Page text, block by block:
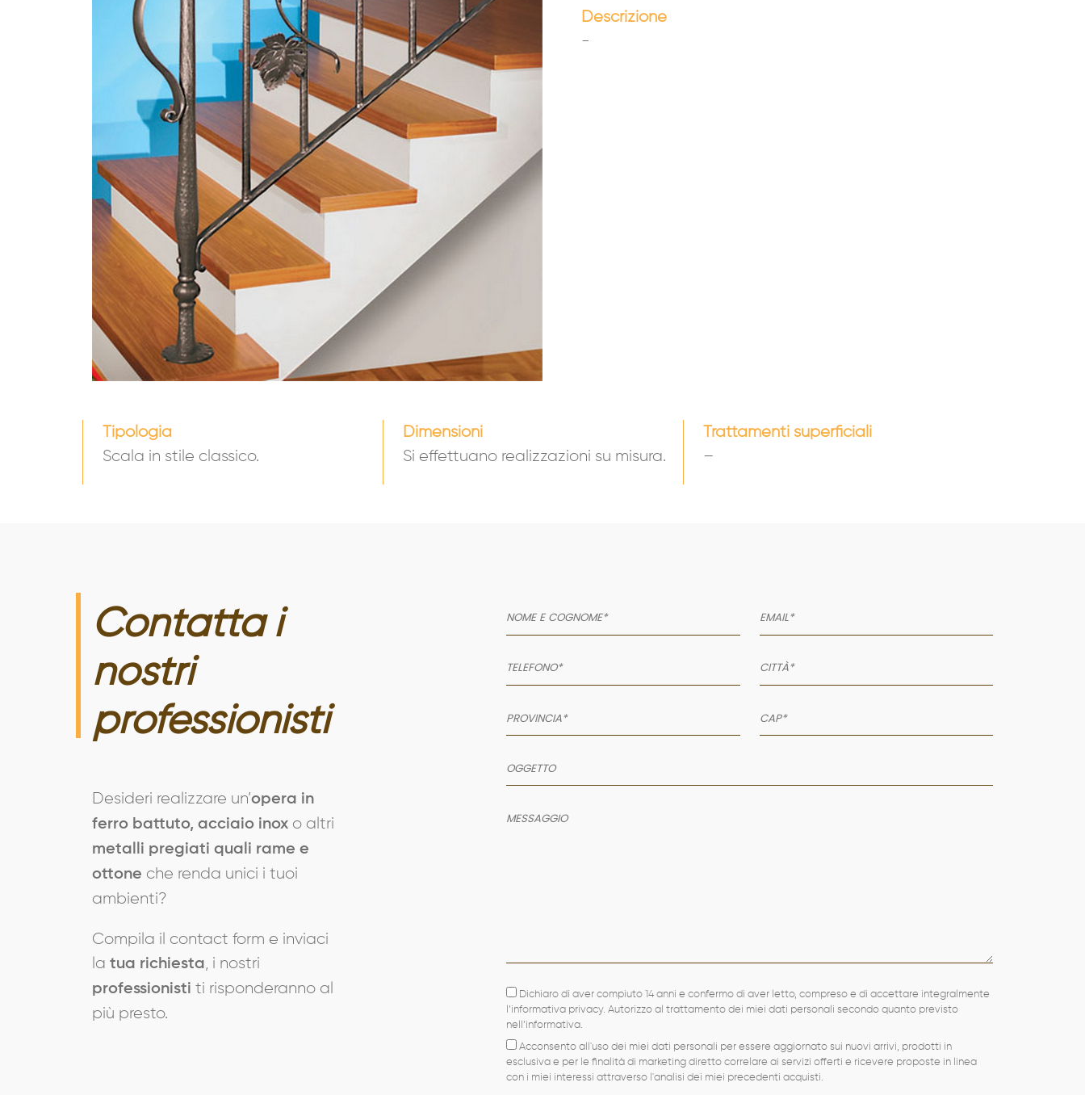
Descrizione
-
Tipologia
Scala in stile classico.
Dimensioni
Si effettuano realizzazioni su misura.
Trattamenti superficiali
–
Contatta i
nostri
professionisti
Desideri realizzare un’opera in
ferro battuto, acciaio inox o altri
metalli pregiati quali rame e
ottone che renda unici i tuoi
ambienti?
Compila il contact form e inviaci
la tua richiesta, i nostri
professionisti ti risponderanno al
più presto.
Dichiaro di aver compiuto 14 anni e confermo di aver letto, compreso e di accettare integralmente
l’informativa privacy. Autorizzo al trattamento dei miei dati personali secondo quanto previsto
nell’informativa.
Acconsento all'uso dei miei dati personali per essere aggiornato sui nuovi arrivi, prodotti in
esclusiva e per le finalità di marketing diretto correlare ai servizi offerti e ricevere proposte in linea
con i miei interessi attraverso l'analisi dei miei precedenti acquisti.